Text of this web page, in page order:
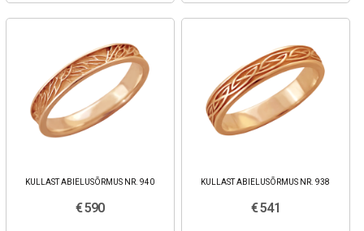
KULLAST ABIELUSÕRMUS NR. 940
€ 590
KULLAST ABIELUSÕRMUS NR. 938
€ 541